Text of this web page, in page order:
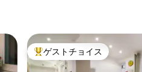
大好評のゲストチョイスで
ゲストチョイス